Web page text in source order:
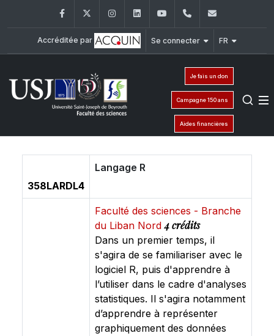
FacebookTwitter InstagramLinkedInYouTube+961 (1) 421 368
Accréditée par Se connecter FR
Je fais un don
Campagne 150 ans
Aides financières
358LARDL4
Langage R
Faculté des sciences - Branche
du Liban Nord4 crédits
Dans un premier temps, il
s'agira de se familiariser avec le
logiciel R, puis d'apprendre à
l’utiliser dans le cadre d'analyses
statistiques. Il s'agira notamment
d’apprendre à représenter
graphiquement des données